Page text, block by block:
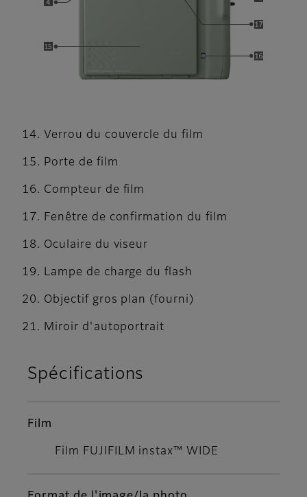
Verrou du couvercle du film
Porte de film
Compteur de film
Fenêtre de confirmation du film
Oculaire du viseur
Lampe de charge du flash
Objectif gros plan (fourni)
Miroir d'autoportrait
Spécifications
Film
Film FUJIFILM instax™ WIDE